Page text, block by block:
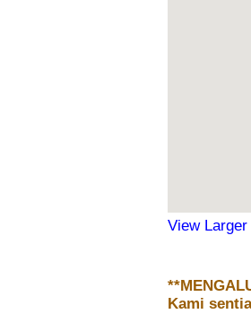
View Larger
Kami